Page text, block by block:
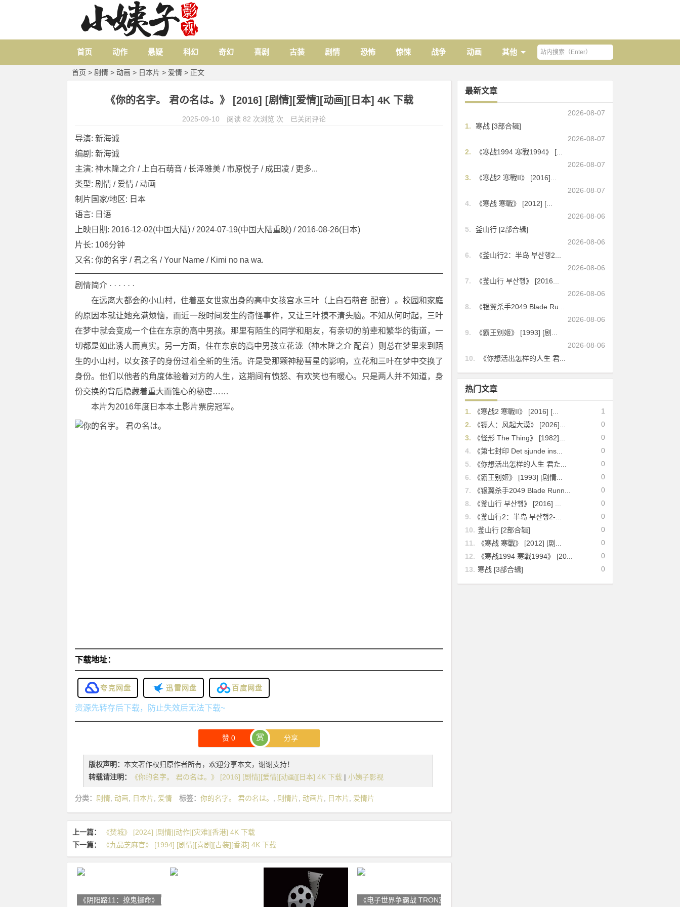
首页 动作 悬疑 科幻 奇幻 喜剧 古装 剧情 恐怖 惊悚 战争 动画 其他
首页 > 剧情 > 动画 > 日本片 > 爱情 > 正文
《你的名字。 君の名は。》 [2016] [剧情][爱情][动画][日本] 4K 下载
2025-09-10 阅读 82 次浏览 次 已关闭评论
导演: 新海诚
编剧: 新海诚
主演: 神木隆之介 / 上白石萌音 / 长泽雅美 / 市原悦子 / 成田凌 / 更多...
类型: 剧情 / 爱情 / 动画
制片国家/地区: 日本
语言: 日语
上映日期: 2016-12-02(中国大陆) / 2024-07-19(中国大陆重映) / 2016-08-26(日本)
片长: 106分钟
又名: 你的名字 / 君之名 / Your Name / Kimi no na wa.
剧情简介 · · · · · ·
在远离大都会的小山村，住着巫女世家出身的高中女孩宫水三叶（上白石萌音 配音）。校园和家庭
的原因本就让她充满烦恼，而近一段时间发生的奇怪事件，又让三叶摸不清头脑。不知从何时起，三叶
在梦中就会变成一个住在东京的高中男孩。那里有陌生的同学和朋友，有亲切的前辈和繁华的街道，一
切都是如此诱人而真实。另一方面，住在东京的高中男孩立花泷（神木隆之介 配音）则总在梦里来到陌
生的小山村，以女孩子的身份过着全新的生活。许是受那颗神秘彗星的影响，立花和三叶在梦中交换了
身份。他们以他者的角度体验着对方的人生，这期间有愤怒、有欢笑也有暖心。只是两人并不知道，身
份交换的背后隐藏着重大而锥心的秘密……
本片为2016年度日本本土影片票房冠军。
下载地址：
夸克网盘 迅雷网盘 百度网盘
资源先转存后下载，防止失效后无法下载~
赞 0 赏 分享
版权声明：本文著作权归原作者所有，欢迎分享本文，谢谢支持！
转载请注明：
《你的名字。 君の名は。》 [2016] [剧情][爱情][动画][日本] 4K 下载 | 小姨子影视
分类： 剧情 动画 日本片 爱情 标签： 你的名字。 君の名は。 剧情片 动画片 日本片 爱情片
上一篇：
《焚城》 [2024] [剧情][动作][灾难][香港] 4K 下载
下一篇：
《九品芝麻官》 [1994] [剧情][喜剧][古装][香港] 4K 下载
《阴阳路11：撩鬼攞命》 [2001] 《电子世界争霸战 TRON》 [1
最新文章
2026-08-07
1.
寒战 [3部合辑]
2026-08-07
2.
《寒战1994 寒戰1994》 [...
2026-08-07
3.
《寒战2 寒戰II》 [2016]...
2026-08-07
4.
《寒战 寒戰》 [2012] [...
2026-08-06
5.
釜山行 [2部合辑]
2026-08-06
6.
《釜山行2：半岛 부산행2...
2026-08-06
7.
《釜山行 부산행》 [2016...
2026-08-06
8.
《银翼杀手2049 Blade Ru...
2026-08-06
9.
《霸王别姬》 [1993] [剧...
2026-08-06
10.
《你想活出怎样的人生 君...
热门文章
1
1.
《寒战2 寒戰II》 [2016] [...
0
2.
《镖人：风起大漠》 [2026]...
0
3.
《怪形 The Thing》 [1982]...
0
4.
《第七封印 Det sjunde ins...
0
5.
《你想活出怎样的人生 君た...
0
6.
《霸王别姬》 [1993] [剧情...
0
7.
《银翼杀手2049 Blade Runn...
0
8.
《釜山行 부산행》 [2016] ...
0
9.
《釜山行2：半岛 부산행2-...
0
10. 釜山行 [2部合辑]
0
11.
《寒战 寒戰》 [2012] [剧...
0
12.
《寒战1994 寒戰1994》 [20...
0
13. 寒战 [3部合辑]